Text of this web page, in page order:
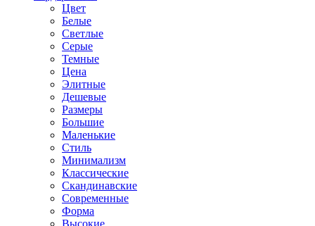
Цвет
Белые
Светлые
Серые
Темные
Цена
Элитные
Дешевые
Размеры
Большие
Маленькие
Стиль
Минимализм
Классические
Скандинавские
Современные
Форма
Высокие